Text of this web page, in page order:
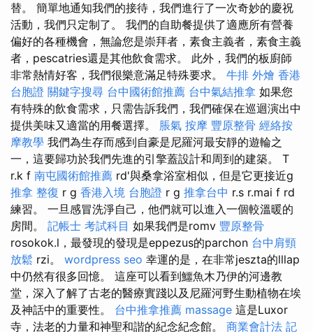
替。 簡單地通知我們的接待，我們進行了一次奇妙的慶祝
活動，我們只定制了。 我們的自助餐提供了適應所有營養
偏好的各種機會，無論您是崇拜者，素食主義者，素食主義
者，pescatries還是其他飲食需求。 此外，我們的板廚師
非常熱情好客，我們很樂意滿足特殊要求。 牛排 外燴 香港
台胞證 關鍵字搜尋 台中國術館推薦 台中氣結推拿 如果您
有特殊的飲食需求，只需告訴我們，我們確保在巡迴演出中
提供美味又適當的用餐選擇。 脹氣 按摩 豐原整骨 經絡按
摩教學 我們為生存而感到自豪是尼羅河最安靜的遊輪之
一，這要歸功於我們先進的引擎蓋設計和周到的建築。 T
r.k f 南屯國術館推薦 rd'與桑拿浴室相似，但是它更接近g
推拿 整復 r g 香港入境 台胞證 r g 推拿台中 r.s r.mai f rd
練習。 一旦感冒洗淨自己，他們就可以進入一個較溫暖的
房間。 記帳士 考試科目 如果我們是romv 豐原整骨
rosokok.l，最發現的發現是eppezus的parchon 台中肩頸
放鬆 rzi。 wordpress seo 幸運的是，在非常jeszta的lllap
中仍然有很多回憶。 這座可以看到鱷魚木乃伊的河邊教
堂，深入了解了古老的醫療實踐以及尼羅河野生動植物在埃
及神話中的重要性。 台中推拿推薦 massage 這是Luxor
寺，法老的力量和神聖和諧的紀念紀念館。 商業會計法 記